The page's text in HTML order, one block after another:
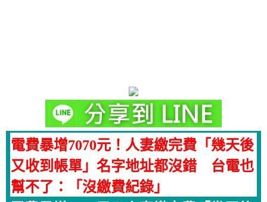
電費暴增7070元！人妻繳完費「幾天後
又收到帳單」名字地址都沒錯 台電也
幫不了：「沒繳費紀錄」